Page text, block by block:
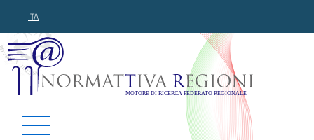
ITA
Normattiva Regioni -